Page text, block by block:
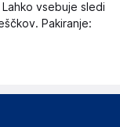
vsebuje sledi
Pakiranje: